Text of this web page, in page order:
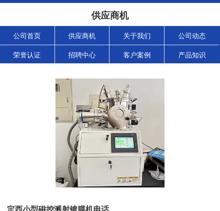
供应商机
公司首页 供应商机 关于我们 公司动态
荣誉认证 招聘中心 客户案例 产品知识